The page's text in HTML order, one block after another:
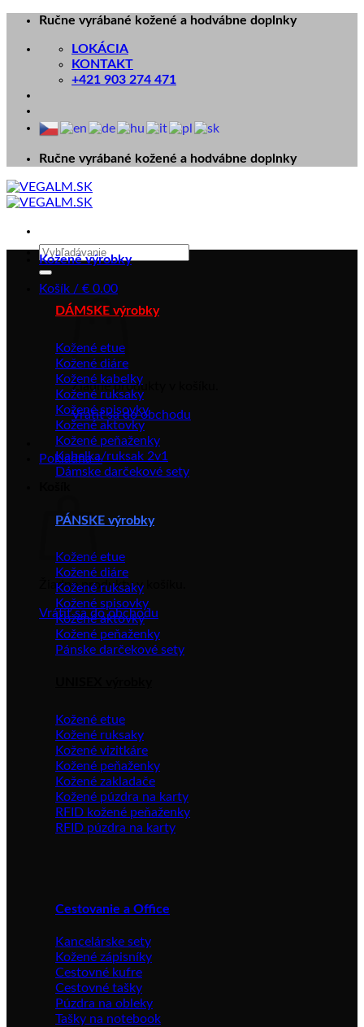
Skip
content
Ručne vyrábané kožené a hodvábne doplnky
LOKÁCIA
KONTAKT
+421 903 274 471
Ručne vyrábané kožené a hodvábne doplnky
Hľadať:
Košík / € 0.00
Žiadne produkty v košíku.
Vrátiť sa do obchodu
Pokladňa +
Žiadne produkty v košíku.
Vrátiť sa do obchodu
Kožené výrobky
DÁMSKE výrobky
Kožené etue
Kožené diáre
Kožené kabelky
Kožené ruksaky
Kožené spisovky
Kožené aktovky
Kožené peňaženky
Kabelka/ruksak 2v1
Dámske darčekové sety
PÁNSKE výrobky
Kožené etue
Kožené diáre
Kožené ruksaky
Kožené spisovky
Kožené aktovky
Kožené peňaženky
Pánske darčekové sety
Kožené etue
Kožené ruksaky
Kožené vizitkáre
Kožené peňaženky
Kožené zakladače
Kožené púzdra na karty
RFID kožené peňaženky
RFID púzdra na karty
Cestovanie a Office
Kancelárske sety
Kožené zápisníky
Cestovné kufre
Cestovné tašky
Púzdra na obleky
Tašky na notebook